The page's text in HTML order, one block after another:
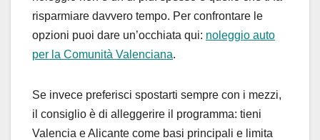
risparmiare davvero tempo. Per confrontare le
opzioni puoi dare un’occhiata qui: noleggio auto
per la Comunità Valenciana.
Se invece preferisci spostarti sempre con i mezzi,
il consiglio è di alleggerire il programma: tieni
Valencia e Alicante come basi principali e limita